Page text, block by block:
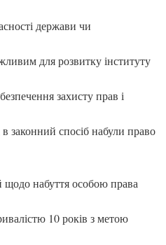
держави чи
для розвитку інституту
захисту прав і
в законний спосіб набули право
щодо набуття особою права
10 років з метою